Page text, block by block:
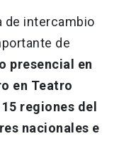
de intercambio
de
presencial en
en Teatro
regiones del
nacionales e